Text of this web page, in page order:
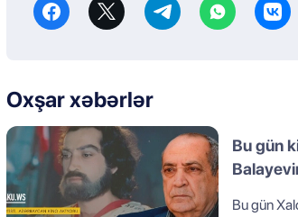
Oxşar xəbərlər
Bu gün
Bu gün